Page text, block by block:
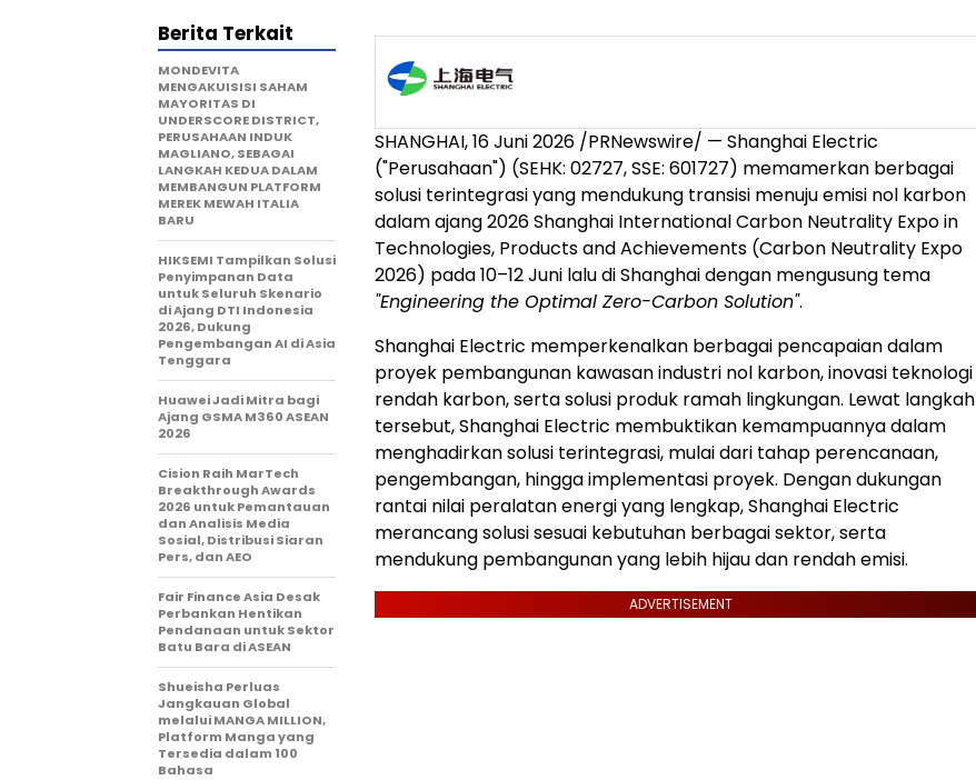
SHANGHAI, 16 Juni 2026 /PRNewswire/ — Shanghai Electric
("Perusahaan") (SEHK: 02727, SSE: 601727) memamerkan berbagai
solusi terintegrasi yang mendukung transisi menuju emisi nol karbon
dalam ajang 2026 Shanghai International Carbon Neutrality Expo in
Technologies, Products and Achievements (Carbon Neutrality Expo
2026) pada 10–12 Juni lalu di Shanghai dengan mengusung tema
"Engineering the Optimal Zero-Carbon Solution".
Shanghai Electric memperkenalkan berbagai pencapaian dalam
proyek pembangunan kawasan industri nol karbon, inovasi teknologi
rendah karbon, serta solusi produk ramah lingkungan. Lewat langkah
tersebut, Shanghai Electric membuktikan kemampuannya dalam
menghadirkan solusi terintegrasi, mulai dari tahap perencanaan,
pengembangan, hingga implementasi proyek. Dengan dukungan
rantai nilai peralatan energi yang lengkap, Shanghai Electric
merancang solusi sesuai kebutuhan berbagai sektor, serta
mendukung pembangunan yang lebih hijau dan rendah emisi.
ADVERTISEMENT
Berita Terkait
MONDEVITA
MENGAKUISISI SAHAM
MAYORITAS DI
UNDERSCORE DISTRICT,
PERUSAHAAN INDUK
MAGLIANO, SEBAGAI
LANGKAH KEDUA DALAM
MEMBANGUN PLATFORM
MEREK MEWAH ITALIA
BARU
HIKSEMI Tampilkan Solusi
Penyimpanan Data
untuk Seluruh Skenario
di Ajang DTI Indonesia
2026, Dukung
Pengembangan AI di Asia
Tenggara
Huawei Jadi Mitra bagi
Ajang GSMA M360 ASEAN
2026
Cision Raih MarTech
Breakthrough Awards
2026 untuk Pemantauan
dan Analisis Media
Sosial, Distribusi Siaran
Pers, dan AEO
Fair Finance Asia Desak
Perbankan Hentikan
Pendanaan untuk Sektor
Batu Bara di ASEAN
Shueisha Perluas
Jangkauan Global
melalui MANGA MILLION,
Platform Manga yang
Tersedia dalam 100
Bahasa